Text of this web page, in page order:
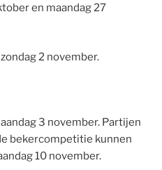
en maandag 27
2 november.
3 november. Partijen
bekercompetitie kunnen
10 november.